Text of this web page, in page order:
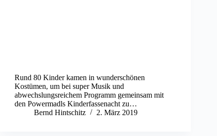
Rund 80 Kinder kamen in wunderschönen
Kostümen, um bei super Musik und
abwechslungsreichem Programm gemeinsam mit
den Powermadls Kinderfassenacht zu…
Bernd Hintschitz
2. März 2019